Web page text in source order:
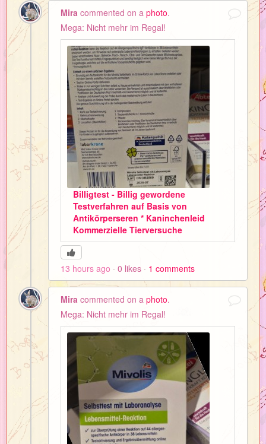
Mira commented on a photo.
Mega: Nicht mehr im Regal!
Billigtest - Billig gewordene
Testverfahren auf Basis von
Antikörperseren * Kaninchenleid
Kommerzielle Tierversuche
13 hours ago 0 likes 1 comments
Mira commented on a photo.
Mega: Nicht mehr im Regal!